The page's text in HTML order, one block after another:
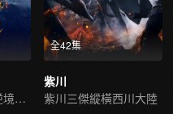
超凡奇遇，少年逆境重生
全42集
紫川
紫川三傑縱橫西川大陸